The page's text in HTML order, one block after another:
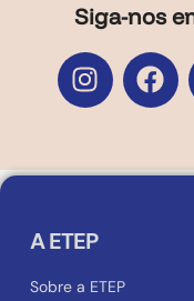
Siga-nos
A ETEP
Sobre a ETEP